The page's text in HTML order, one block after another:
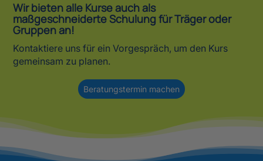
Wir bieten alle Kurse auch als
maßgeschneiderte Schulung für Träger oder
Gruppen an!
Kontaktiere uns für ein Vorgespräch, um den Kurs
gemeinsam zu planen.
Beratungstermin machen